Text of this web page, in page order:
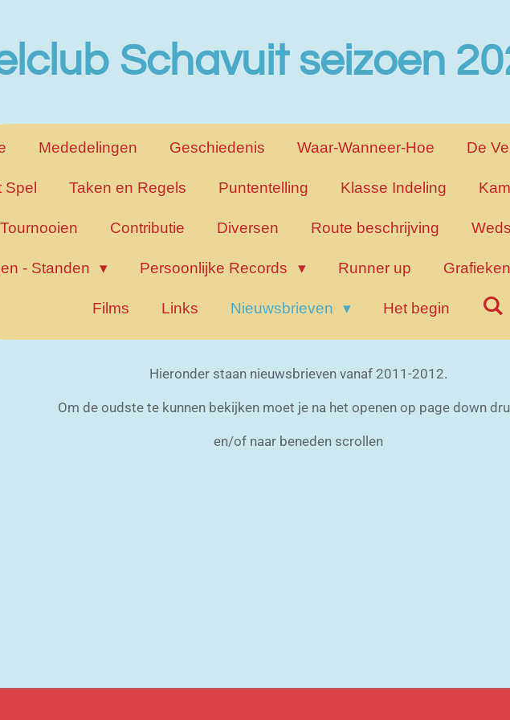
Schavuit seizoen
Mededelingen Geschiedenis Waar-Wanneer-Hoe De
Spel Taken en Regels Puntentelling Klasse Indeling
Tournooien Contributie Diversen Route beschrijving
- Standen Persoonlijke Records Runner up Grafieken
Films Links Nieuwsbrieven Het begin
Hieronder staan nieuwsbrieven vanaf 2011-2012.
Om de oudste te kunnen bekijken moet je na het openen op page down
en/of naar beneden scrollen